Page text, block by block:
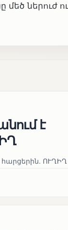
ներուժ
է
ՈՒՂԻՂ